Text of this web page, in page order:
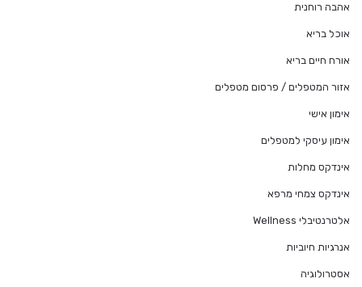
אהבה רוחנית
אוכל בריא
אורח חיים בריא
אזור המטפלים / פרסום מטפלים
אימון אישי
אימון עיסקי למטפלים
אינדקס מחלות
אינדקס צמחי מרפא
אלטרנטיבלי Wellness
אנרגיות חיוביות
אסטרולוגיה